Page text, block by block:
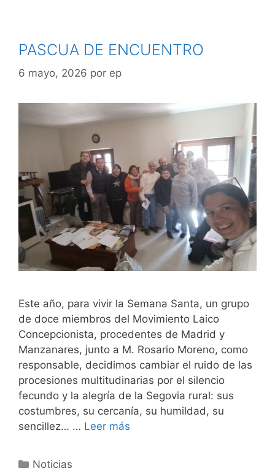
PASCUA DE ENCUENTRO
6 mayo, 2026 por ep
Este año, para vivir la Semana Santa, un grupo
de doce miembros del Movimiento Laico
Concepcionista, procedentes de Madrid y
Manzanares, junto a M. Rosario Moreno, como
responsable, decidimos cambiar el ruido de las
procesiones multitudinarias por el silencio
fecundo y la alegría de la Segovia rural: sus
costumbres, su cercanía, su humildad, su
sencillez… … Leer más
Noticias